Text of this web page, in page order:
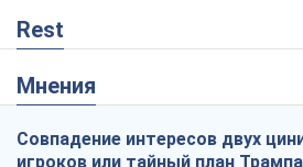
Rest
Мнения
Совпадение интересов двух
игроков или тайный план